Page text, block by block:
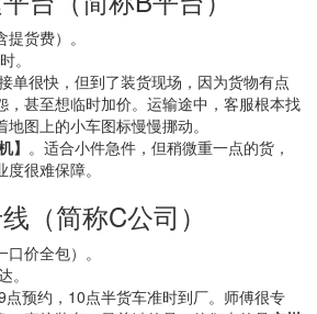
货费）。
。
单很快，但到了装货现场，因为货物有点
，甚至想临时加价。运输途中，客服根本找
图上的小车图标慢慢挪动。
】 。适合小件急件，但稍微重一点的货，
很难保障。
（简称C公司）
价全包）。
。
点预约，10点半货车准时到厂。师傅很专